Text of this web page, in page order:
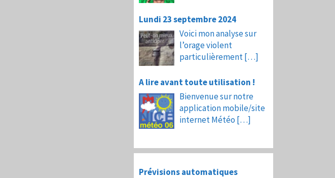
Lundi 23 septembre 2024
Voici mon analyse sur
l’orage violent
particulièrement[…]
A lire avant toute utilisation !
Bienvenue sur notre
application mobile/site
internet Météo […]
Prévisions automatiques